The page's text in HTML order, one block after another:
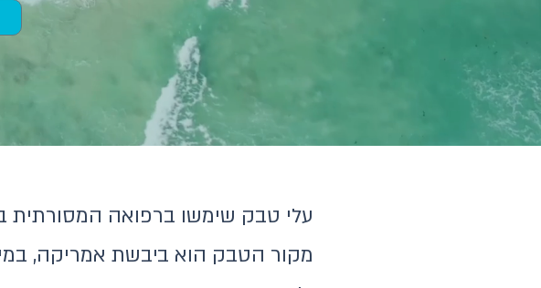
עלי טבק שימשו ברפואה המסורתית
מקור הטבק הוא ביבשת אמריקה,